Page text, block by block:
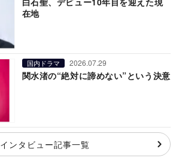
在地
国内ドラマ 2026.07.29
関水渚の“絶対に諦めない”という決意
インタビュー記事一覧